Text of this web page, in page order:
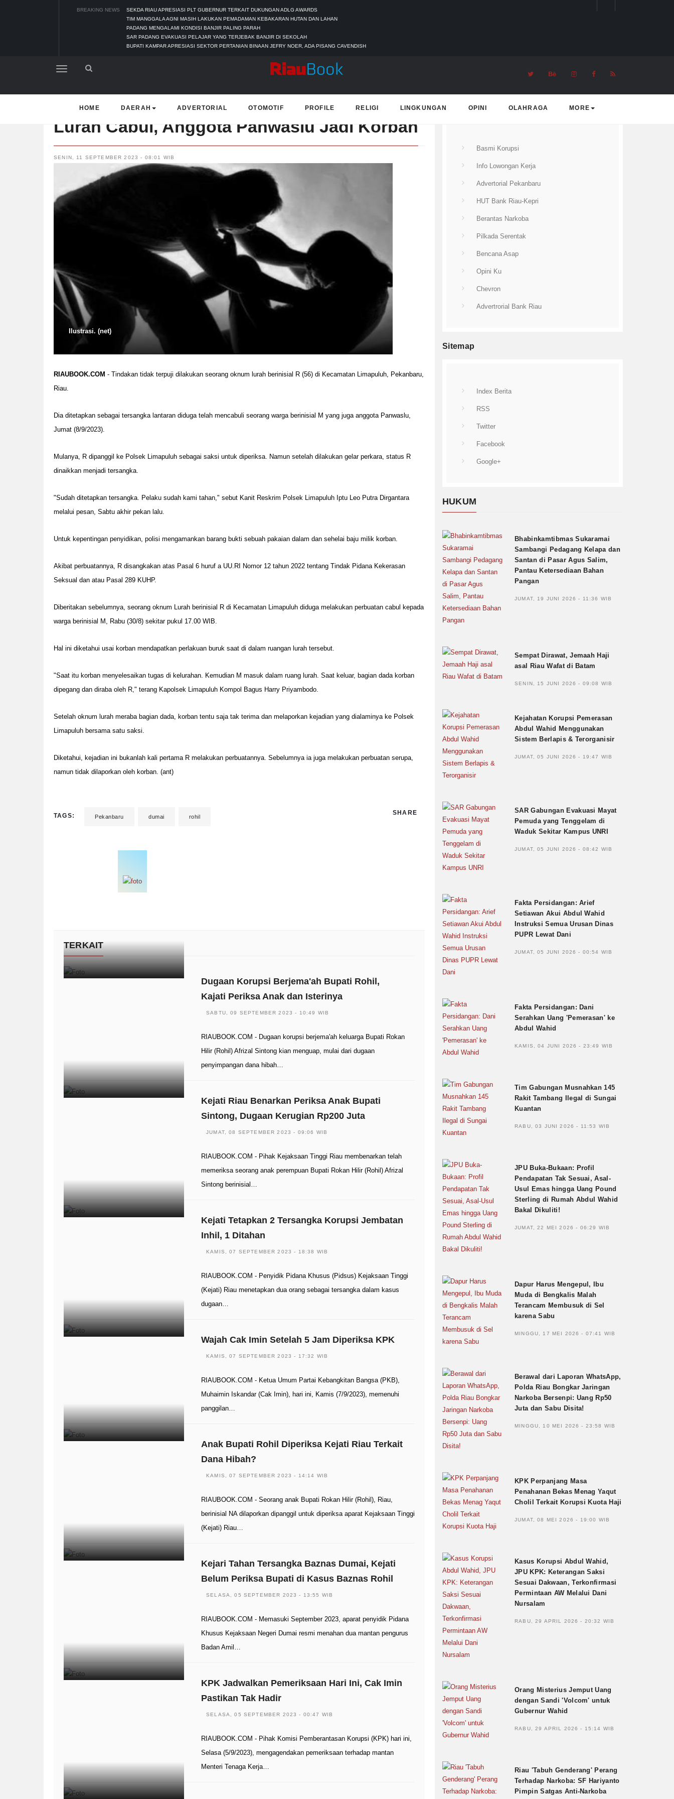
BREAKING NEWS
SEKDA RIAU APRESIASI PLT GUBERNUR TERKAIT DUKUNGAN ADLG AWARDS
TIM MANGGALA AGNI MASIH LAKUKAN PEMADAMAN KEBAKARAN HUTAN DAN LAHAN
PADANG MENGALAMI KONDISI BANJIR PALING PARAH
SAR PADANG EVAKUASI PELAJAR YANG TERJEBAK BANJIR DI SEKOLAH
BUPATI KAMPAR APRESIASI SEKTOR PERTANIAN BINAAN JEFRY NOER, ADA PISANG CAVENDISH
HOME DAERAH ADVERTORIAL OTOMOTIF PROFILE RELIGI LINGKUNGAN OPINI OLAHRAGA MORE
Lurah Cabul, Anggota Panwaslu Jadi Korban
SENIN, 11 SEPTEMBER 2023 - 08:01 WIB
Ilustrasi. (net)
RIAUBOOK.COM - Tindakan tidak terpuji dilakukan seorang oknum lurah berinisial R (56) di Kecamatan Limapuluh, Pekanbaru,
Riau.
Dia ditetapkan sebagai tersangka lantaran diduga telah mencabuli seorang warga berinisial M yang juga anggota Panwaslu,
Jumat (8/9/2023).
Mulanya, R dipanggil ke Polsek Limapuluh sebagai saksi untuk diperiksa. Namun setelah dilakukan gelar perkara, status R
dinaikkan menjadi tersangka.
"Sudah ditetapkan tersangka. Pelaku sudah kami tahan," sebut Kanit Reskrim Polsek Limapuluh Iptu Leo Putra Dirgantara
melalui pesan, Sabtu akhir pekan lalu.
Untuk kepentingan penyidikan, polisi mengamankan barang bukti sebuah pakaian dalam dan sehelai baju milik korban.
Akibat perbuatannya, R disangkakan atas Pasal 6 huruf a UU.RI Nomor 12 tahun 2022 tentang Tindak Pidana Kekerasan
Seksual dan atau Pasal 289 KUHP.
Diberitakan sebelumnya, seorang oknum Lurah berinisial R di Kecamatan Limapuluh diduga melakukan perbuatan cabul kepada
warga berinisial M, Rabu (30/8) sekitar pukul 17.00 WIB.
Hal ini diketahui usai korban mendapatkan perlakuan buruk saat di dalam ruangan lurah tersebut.
"Saat itu korban menyelesaikan tugas di kelurahan. Kemudian M masuk dalam ruang lurah. Saat keluar, bagian dada korban
dipegang dan diraba oleh R," terang Kapolsek Limapuluh Kompol Bagus Harry Priyambodo.
Setelah oknum lurah meraba bagian dada, korban tentu saja tak terima dan melaporkan kejadian yang dialaminya ke Polsek
Limapuluh bersama satu saksi.
Diketahui, kejadian ini bukanlah kali pertama R melakukan perbuatannya. Sebelumnya ia juga melakukan perbuatan serupa,
namun tidak dilaporkan oleh korban. (ant)
TAGS: Pekanbaru dumai rohil
SHARE
TERKAIT
Dugaan Korupsi Berjema'ah Bupati Rohil,
Kajati Periksa Anak dan Isterinya
SABTU, 09 SEPTEMBER 2023 - 10:49 WIB
RIAUBOOK.COM - Dugaan korupsi berjema'ah keluarga Bupati Rokan
Hilir (Rohil) Afrizal Sintong kian menguap, mulai dari dugaan
penyimpangan dana hibah…
Kejati Riau Benarkan Periksa Anak Bupati
Sintong, Dugaan Kerugian Rp200 Juta
JUMAT, 08 SEPTEMBER 2023 - 09:06 WIB
RIAUBOOK.COM - Pihak Kejaksaan Tinggi Riau membenarkan telah
memeriksa seorang anak perempuan Bupati Rokan Hilir (Rohil) Afrizal
Sintong berinisial…
Kejati Tetapkan 2 Tersangka Korupsi Jembatan
Inhil, 1 Ditahan
KAMIS, 07 SEPTEMBER 2023 - 18:38 WIB
RIAUBOOK.COM - Penyidik Pidana Khusus (Pidsus) Kejaksaan Tinggi
(Kejati) Riau menetapkan dua orang sebagai tersangka dalam kasus
dugaan…
Wajah Cak Imin Setelah 5 Jam Diperiksa KPK
KAMIS, 07 SEPTEMBER 2023 - 17:32 WIB
RIAUBOOK.COM - Ketua Umum Partai Kebangkitan Bangsa (PKB),
Muhaimin Iskandar (Cak Imin), hari ini, Kamis (7/9/2023), memenuhi
panggilan…
Anak Bupati Rohil Diperiksa Kejati Riau Terkait
Dana Hibah?
KAMIS, 07 SEPTEMBER 2023 - 14:14 WIB
RIAUBOOK.COM - Seorang anak Bupati Rokan Hilir (Rohil), Riau,
berinisial NA dilaporkan dipanggil untuk diperiksa aparat Kejaksaan Tinggi
(Kejati) Riau…
Kejari Tahan Tersangka Baznas Dumai, Kejati
Belum Periksa Bupati di Kasus Baznas Rohil
SELASA, 05 SEPTEMBER 2023 - 13:55 WIB
RIAUBOOK.COM - Memasuki September 2023, aparat penyidik Pidana
Khusus Kejaksaan Negeri Dumai resmi menahan dua mantan pengurus
Badan Amil…
KPK Jadwalkan Pemeriksaan Hari Ini, Cak Imin
Pastikan Tak Hadir
SELASA, 05 SEPTEMBER 2023 - 00:47 WIB
RIAUBOOK.COM - Pihak Komisi Pemberantasan Korupsi (KPK) hari ini,
Selasa (5/9/2023), mengagendakan pemeriksaan terhadap mantan
Menteri Tenaga Kerja…
Basmi Korupsi
Info Lowongan Kerja
Advertorial Pekanbaru
HUT Bank Riau-Kepri
Berantas Narkoba
Pilkada Serentak
Bencana Asap
Opini Ku
Chevron
Advertrorial Bank Riau
Sitemap
Index Berita
RSS
Twitter
Facebook
Google+
HUKUM
Bhabinkamtibmas Sukaramai
Sambangi Pedagang Kelapa dan
Santan di Pasar Agus Salim,
Pantau Ketersediaan Bahan
Pangan
JUMAT, 19 JUNI 2026 - 11:36 WIB
Sempat Dirawat, Jemaah Haji
asal Riau Wafat di Batam
SENIN, 15 JUNI 2026 - 09:08 WIB
Kejahatan Korupsi Pemerasan
Abdul Wahid Menggunakan
Sistem Berlapis & Terorganisir
JUMAT, 05 JUNI 2026 - 19:47 WIB
SAR Gabungan Evakuasi Mayat
Pemuda yang Tenggelam di
Waduk Sekitar Kampus UNRI
JUMAT, 05 JUNI 2026 - 08:42 WIB
Fakta Persidangan: Arief
Setiawan Akui Abdul Wahid
Instruksi Semua Urusan Dinas
PUPR Lewat Dani
JUMAT, 05 JUNI 2026 - 00:54 WIB
Fakta Persidangan: Dani
Serahkan Uang 'Pemerasan' ke
Abdul Wahid
KAMIS, 04 JUNI 2026 - 23:49 WIB
Tim Gabungan Musnahkan 145
Rakit Tambang Ilegal di Sungai
Kuantan
RABU, 03 JUNI 2026 - 11:53 WIB
JPU Buka-Bukaan: Profil
Pendapatan Tak Sesuai, Asal-
Usul Emas hingga Uang Pound
Sterling di Rumah Abdul Wahid
Bakal Dikuliti!
JUMAT, 22 MEI 2026 - 06:29 WIB
Dapur Harus Mengepul, Ibu
Muda di Bengkalis Malah
Terancam Membusuk di Sel
karena Sabu
MINGGU, 17 MEI 2026 - 07:41 WIB
Berawal dari Laporan WhatsApp,
Polda Riau Bongkar Jaringan
Narkoba Bersenpi: Uang Rp50
Juta dan Sabu Disita!
MINGGU, 10 MEI 2026 - 23:58 WIB
KPK Perpanjang Masa
Penahanan Bekas Menag Yaqut
Cholil Terkait Korupsi Kuota Haji
JUMAT, 08 MEI 2026 - 19:00 WIB
Kasus Korupsi Abdul Wahid,
JPU KPK: Keterangan Saksi
Sesuai Dakwaan, Terkonfirmasi
Permintaan AW Melalui Dani
Nursalam
RABU, 29 APRIL 2026 - 20:32 WIB
Orang Misterius Jemput Uang
dengan Sandi 'Volcom' untuk
Gubernur Wahid
RABU, 29 APRIL 2026 - 15:14 WIB
Riau 'Tabuh Genderang' Perang
Terhadap Narkoba: SF Hariyanto
Pimpin Satgas Anti-Narkoba